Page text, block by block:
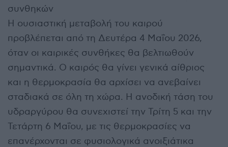
συνθηκών
Η ουσιαστική μεταβολή του καιρού
προβλέπεται από τη Δευτέρα 4 Μαΐου 2026,
όταν οι καιρικές συνθήκες θα βελτιωθούν
σημαντικά. Ο καιρός θα γίνει γενικά αίθριος
και η θερμοκρασία θα αρχίσει να ανεβαίνει
σταδιακά σε όλη τη χώρα. Η ανοδική τάση του
υδραργύρου θα συνεχιστεί την Τρίτη 5 και την
Τετάρτη 6 Μαΐου, με τις θερμοκρασίες να
επανέρχονται σε φυσιολογικά ανοιξιάτικα